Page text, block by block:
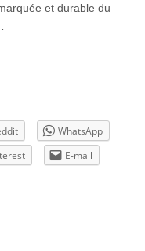
et durable du
WhatsApp
E-mail